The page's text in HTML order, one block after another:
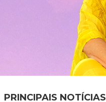
PRINCIPAIS NOTÍCIAS